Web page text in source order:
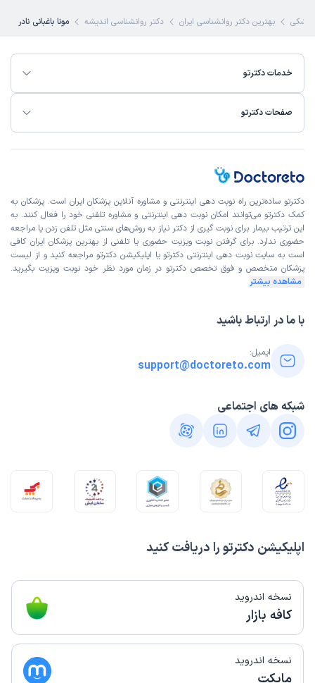
بهترین دکتر روانشناسی ایران دکتر روانشناسی اندیشه مونا باغبانی نادر
خدمات دکترتو
صفحات دکترتو
اپلیکیشن دکترتو را دریافت کنید
نسخه اندروید
کافه بازار
نسخه اندروید
مایکت
دکترتو ساده‌ترین راه نوبت‌ دهی اینترنتی و مشاوره آنلاین پزشکان ایران است. پزشکان به
کمک دکترتو می‌توانند امکان نوبت دهی اینترنتی و مشاوره تلفنی خود را فعال کنند. به
این ترتیب بیمار برای نوبت گیری از دکتر نیاز به روش‌های سنتی مثل تلفن زدن یا مراجعه
حضوری ندارد. برای گرفتن نوبت ویزیت حضوری یا تلفنی از بهترین پزشکان ایران کافی
است به سایت نوبت دهی اینترنتی دکترتو یا اپلیکیشن دکترتو مراجعه کنید و از لیست
پزشکان متخصص و فوق تخصص دکترتو در زمان مورد نظر خود نوبت ویزیت بگیرید.
مشاهده بیشتر
با ما در ارتباط باشید
ایمیل:
support@doctoreto.com
شبکه های اجتماعی